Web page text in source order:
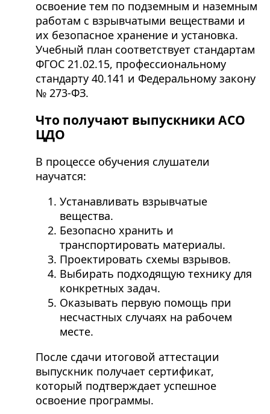
освоение тем по подземным и наземным
работам с взрывчатыми веществами и
их безопасное хранение и установка.
Учебный план соответствует стандартам
ФГОС 21.02.15, профессиональному
стандарту 40.141 и Федеральному закону
№ 273-ФЗ.
Что получают выпускники АСО
ЦДО
В процессе обучения слушатели
научатся:
Устанавливать взрывчатые
вещества.
Безопасно хранить и
транспортировать материалы.
Проектировать схемы взрывов.
Выбирать подходящую технику для
конкретных задач.
Оказывать первую помощь при
несчастных случаях на рабочем
месте.
После сдачи итоговой аттестации
выпускник получает сертификат,
который подтверждает успешное
освоение программы.